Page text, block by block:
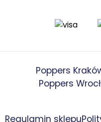
Poppers
Poppers
Regulamin sklepu